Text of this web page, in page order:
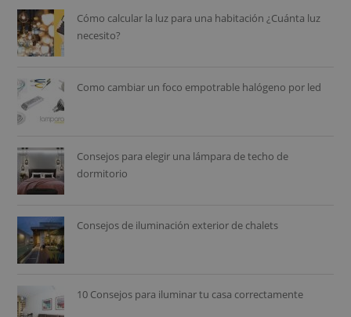
Cómo calcular la luz para una habitación ¿Cuánta luz
necesito?
Como cambiar un foco empotrable halógeno por led
Consejos para elegir una lámpara de techo de
dormitorio
Consejos de iluminación exterior de chalets
10 Consejos para iluminar tu casa correctamente